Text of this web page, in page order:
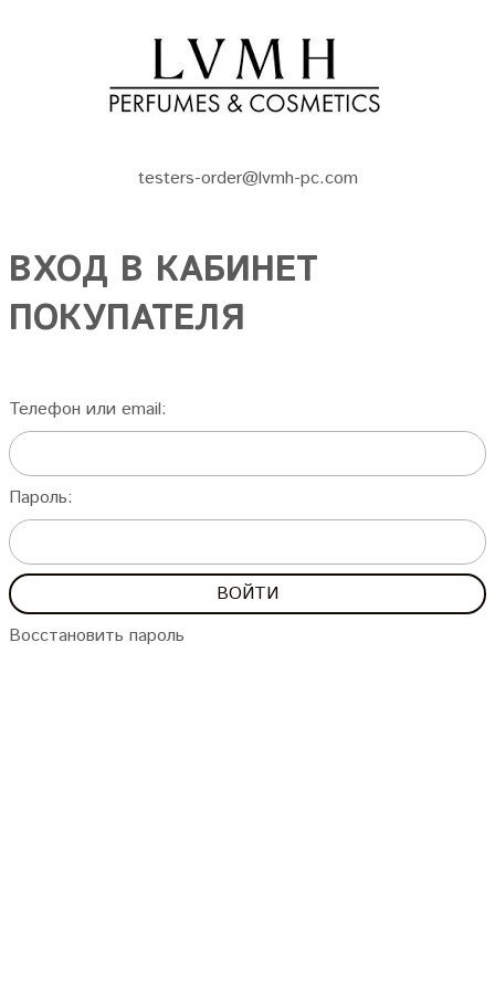
testers-order@lvmh-pc.com
ВХОД В КАБИНЕТ
ПОКУПАТЕЛЯ
Телефон или email:
Пароль:
Восстановить пароль